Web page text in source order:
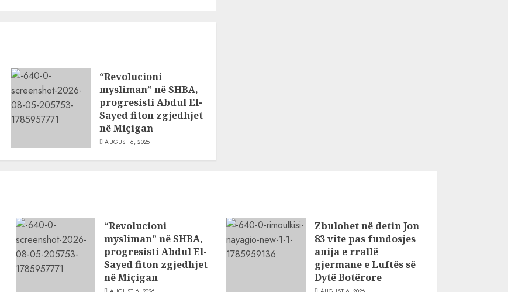
“Revolucioni
mysliman” në SHBA,
progresisti Abdul El-
Sayed fiton zgjedhjet
në Miçigan
AUGUST 6, 2026
“Revolucioni
mysliman” në SHBA,
progresisti Abdul El-
Sayed fiton zgjedhjet
në Miçigan
Zbulohet në detin Jon
83 vite pas fundosjes
anija e rrallë
gjermane e Luftës së
Dytë Botërore